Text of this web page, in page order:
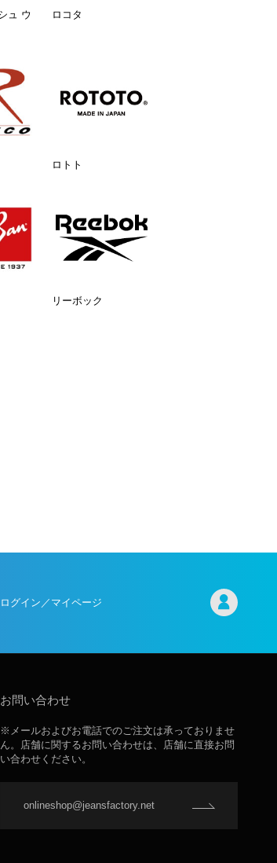
ュ ウ
ロコタ
ロトト
リーボック
ログイン／マイページ
お問い合わせ
※メールおよびお電話でのご注文は承っておりませ
ん。店舗に関するお問い合わせは、店舗に直接お問
い合わせください。
onlineshop@jeansfactory.net